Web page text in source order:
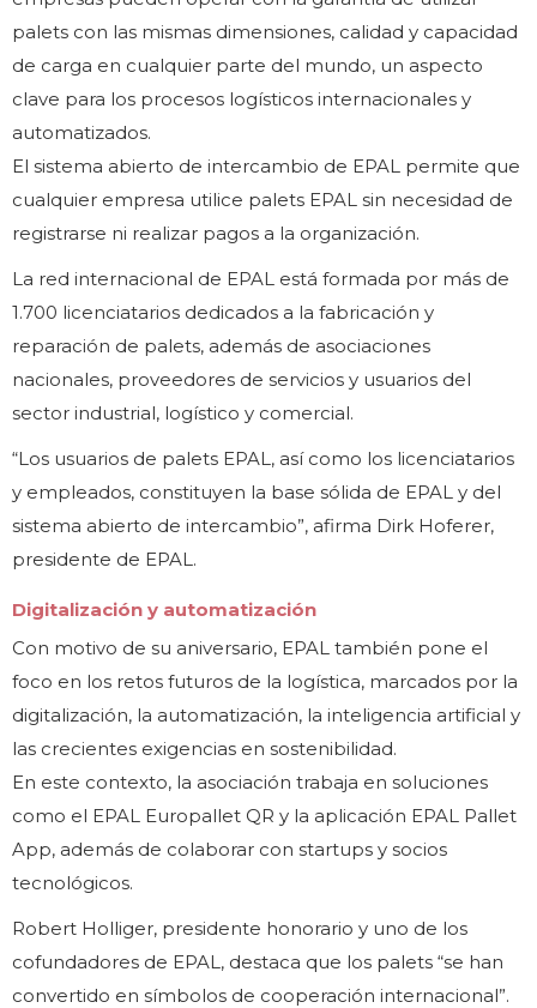
palets con las mismas dimensiones, calidad y capacidad
de carga en cualquier parte del mundo, un aspecto
clave para los procesos logísticos internacionales y
automatizados.
El sistema abierto de intercambio de EPAL permite que
cualquier empresa utilice palets EPAL sin necesidad de
registrarse ni realizar pagos a la organización.
La red internacional de EPAL está formada por más de
1.700 licenciatarios dedicados a la fabricación y
reparación de palets, además de asociaciones
nacionales, proveedores de servicios y usuarios del
sector industrial, logístico y comercial.
“Los usuarios de palets EPAL, así como los licenciatarios
y empleados, constituyen la base sólida de EPAL y del
sistema abierto de intercambio”, afirma Dirk Hoferer,
presidente de EPAL.
Digitalización y automatización
Con motivo de su aniversario, EPAL también pone el
foco en los retos futuros de la logística, marcados por la
digitalización, la automatización, la inteligencia artificial y
las crecientes exigencias en sostenibilidad.
En este contexto, la asociación trabaja en soluciones
como el EPAL Europallet QR y la aplicación EPAL Pallet
App, además de colaborar con startups y socios
tecnológicos.
Robert Holliger, presidente honorario y uno de los
cofundadores de EPAL, destaca que los palets “se han
convertido en símbolos de cooperación internacional”.